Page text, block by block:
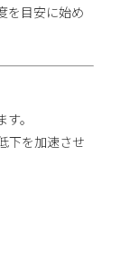
を目安に始め
。
下を加速させ